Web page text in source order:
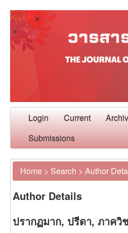
Login Current
Submissions
Home > Search > Author
Author Details
ปรากฏมาก, ปรีดา, ภาควิ